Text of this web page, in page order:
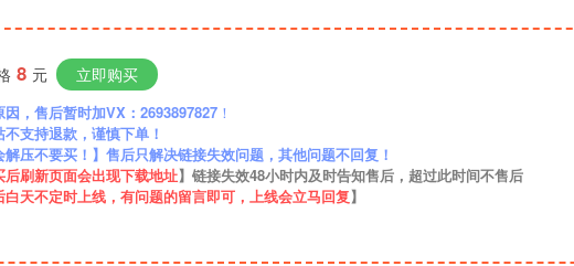
8 元 立即购买
因，售后暂时加VX：2693897827 ！
不支持退款，谨慎下单！
解压不要买！】售后只解决链接失效问题，其他问题不回复！
后刷新页面会出现下载地址】链接失效48小时内及时告知售后，超过此时间不售后
白天不定时上线，有问题的留言即可，上线会立马回复】